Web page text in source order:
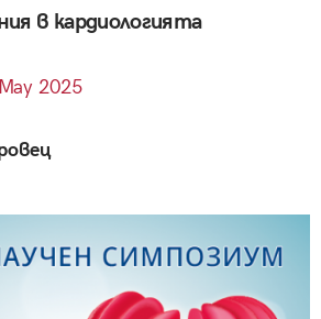
в кардиологията
May 2025